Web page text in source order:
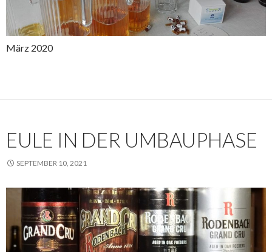
März 2020
EULE IN DER UMBAUPHASE
SEPTEMBER 10, 2021